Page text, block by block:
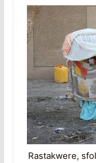
Rastakwere,